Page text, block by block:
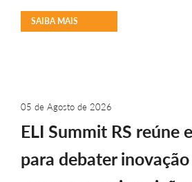
SAIBA MAIS
05 de Agosto de 2026
ELI Summit RS reúne
para debater